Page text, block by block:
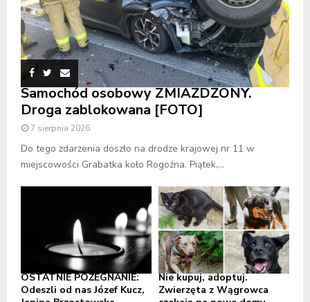
Samochód osobowy ZMIAŻDŻONY.
Droga zablokowana [FOTO]
7 sierpnia 2026
Do tego zdarzenia doszło na drodze krajowej nr 11 w
miejscowości Grabatka koło Rogoźna. Piątek,...
OSTATNIE POŻEGNANIE:
Odeszli od nas Józef Kucz,
Nie kupuj, adoptuj.
Zwierzęta z Wągrowca